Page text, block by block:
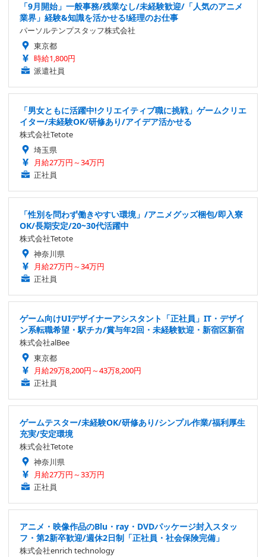
「9月開始」一般事務/残業なし/未経験歓迎/「人気のアニメ
業界」経験&知識を活かせる!経理のお仕事
パーソルテンプスタッフ株式会社
東京都
時給1,800円
派遣社員
「男女ともに活躍中!クリエイティブ職に挑戦」ゲームクリエ
イター/未経験OK/研修あり/アイデア活かせる
株式会社Tetote
埼玉県
月給27万円～34万円
正社員
「性別を問わず働きやすい環境」/アニメグッズ梱包/即入寮
OK/長期安定/20~30代活躍中
株式会社Tetote
神奈川県
月給27万円～34万円
正社員
ゲーム向けUIデザイナーアシスタント「正社員」IT・デザイ
ン系転職希望・駅チカ/賞与年2回・未経験歓迎・新宿区新宿
株式会社alBee
東京都
月給29万8,200円～43万8,200円
正社員
ゲームテスター/未経験OK/研修あり/シンプル作業/福利厚生
充実/安定環境
株式会社Tetote
神奈川県
月給27万円～33万円
正社員
アニメ・映像作品のBlu・ray・DVDパッケージ封入スタッ
フ・第2新卒歓迎/週休2日制「正社員・社会保険完備」
株式会社enrich technology